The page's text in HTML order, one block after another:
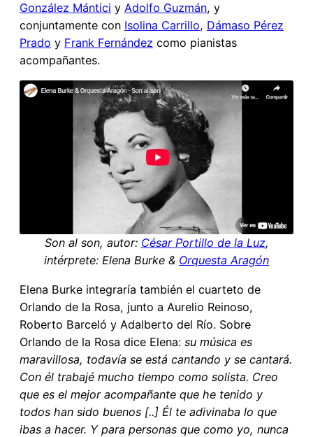
González Mántici y Adolfo Guzmán, y
conjuntamente con Isolina Carrillo, Dámaso Pérez
Prado y Frank Fernández como pianistas
acompañantes.
Son al son, autor: César Portillo de la Luz,
intérprete: Elena Burke & Orquesta Aragón
Elena Burke integraría también el cuarteto de
Orlando de la Rosa, junto a Aurelio Reinoso,
Roberto Barceló y Adalberto del Río. Sobre
Orlando de la Rosa dice Elena: su música es
maravillosa, todavía se está cantando y se cantará.
Con él trabajé mucho tiempo como solista. Creo
que es el mejor acompañante que he tenido y
todos han sido buenos [..] Él te adivinaba lo que
ibas a hacer. Y para personas que como yo, nunca